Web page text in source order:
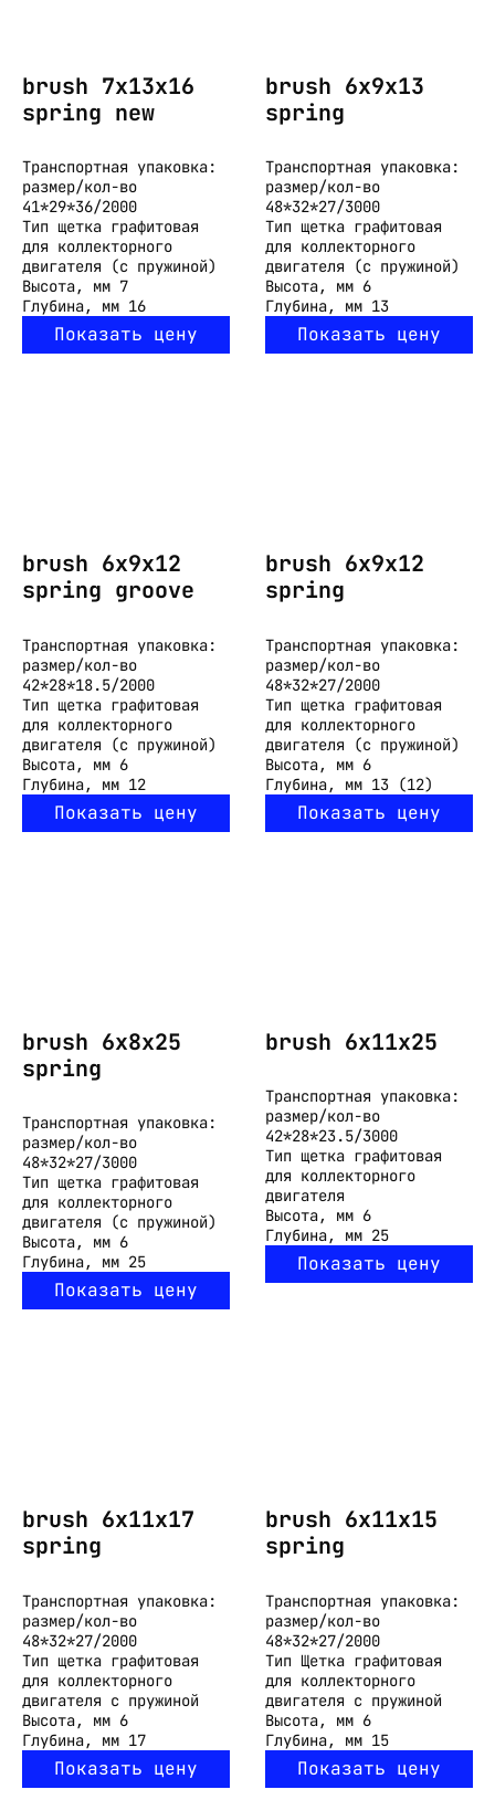
brush 7x13x16
spring new
Транспортная упаковка:
размер/кол-во
41*29*36/2000
Тип щетка графитовая
для коллекторного
двигателя (с пружиной)
Высота, мм 7
Глубина, мм 16
Показать цену
brush 6x9x13
spring
Транспортная упаковка:
размер/кол-во
48*32*27/3000
Тип щетка графитовая
для коллекторного
двигателя (с пружиной)
Высота, мм 6
Глубина, мм 13
Показать цену
brush 6x9x12
spring groove
Транспортная упаковка:
размер/кол-во
42*28*18.5/2000
Тип щетка графитовая
для коллекторного
двигателя (с пружиной)
Высота, мм 6
Глубина, мм 12
Показать цену
brush 6x9x12
spring
Транспортная упаковка:
размер/кол-во
48*32*27/2000
Тип щетка графитовая
для коллекторного
двигателя (с пружиной)
Высота, мм 6
Глубина, мм 13 (12)
Показать цену
brush 6x8x25
spring
Транспортная упаковка:
размер/кол-во
48*32*27/3000
Тип щетка графитовая
для коллекторного
двигателя (с пружиной)
Высота, мм 6
Глубина, мм 25
Показать цену
brush 6x11x25
Транспортная упаковка:
размер/кол-во
42*28*23.5/3000
Тип щетка графитовая
для коллекторного
двигателя
Высота, мм 6
Глубина, мм 25
Показать цену
brush 6x11x17
spring
Транспортная упаковка:
размер/кол-во
48*32*27/2000
Тип щетка графитовая
для коллекторного
двигателя с пружиной
Высота, мм 6
Глубина, мм 17
Показать цену
brush 6x11x15
spring
Транспортная упаковка:
размер/кол-во
48*32*27/2000
Тип Щетка графитовая
для коллекторного
двигателя с пружиной
Высота, мм 6
Глубина, мм 15
Показать цену